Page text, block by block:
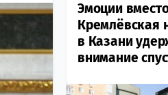
Эмоции
Кремлёвская
в Казани
внимание